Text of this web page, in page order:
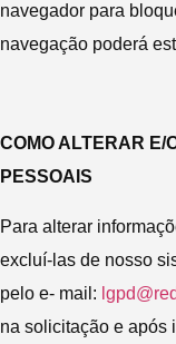
navegador para
navegação poderá
COMO ALTERAR E/
PESSOAIS
Para alterar
excluí-las de nosso
pelo e- mail:
na solicitação e após